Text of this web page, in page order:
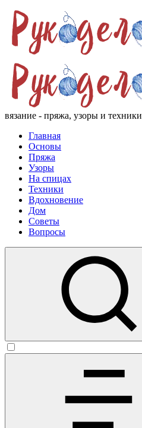
вязание - пряжа, узоры и техники
Главная
Основы
Пряжа
Узоры
На спицах
Техники
Вдохновение
Дом
Советы
Вопросы